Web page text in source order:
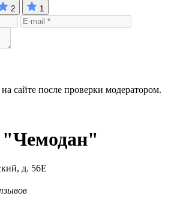
2 1
сайте после проверки модератором.
"Чемодан"
д. 56Е